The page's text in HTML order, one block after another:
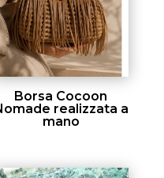
Borsa Cocoon
realizzata a
mano